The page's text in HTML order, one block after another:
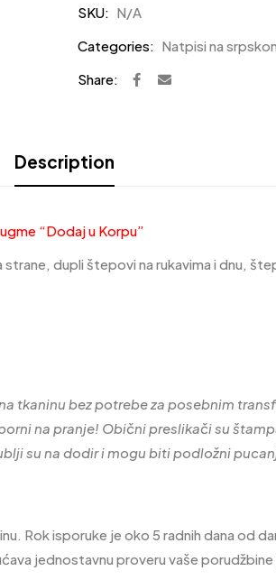
SKU: N/A
Categories: Natpisi na
Share:
Description
“Dodaj u Korpu”
dupli štepovi na rukavima i dnu,
tkaninu bez potrebe za posebnim
na pranje! Obični preslikači su
su na dodir i mogu biti podložni
Rok isporuke je oko 5 radnih dana od
jednostavnu proveru vaše porudžbine